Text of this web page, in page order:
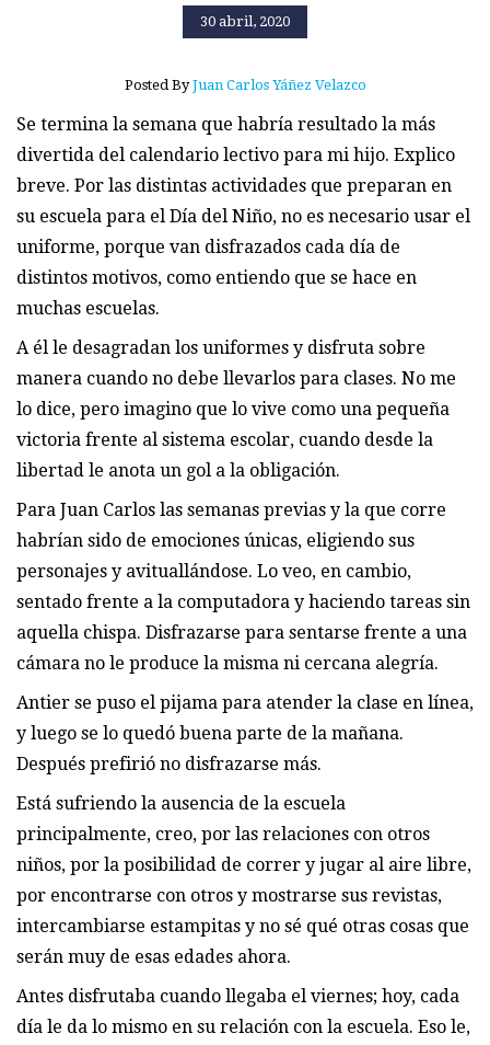
30 abril, 2020
Posted ByJuan Carlos Yáñez Velazco
Se termina la semana que habría resultado la más
divertida del calendario lectivo para mi hijo. Explico
breve. Por las distintas actividades que preparan en
su escuela para el Día del Niño, no es necesario usar el
uniforme, porque van disfrazados cada día de
distintos motivos, como entiendo que se hace en
muchas escuelas.
A él le desagradan los uniformes y disfruta sobre
manera cuando no debe llevarlos para clases. No me
lo dice, pero imagino que lo vive como una pequeña
victoria frente al sistema escolar, cuando desde la
libertad le anota un gol a la obligación.
Para Juan Carlos las semanas previas y la que corre
habrían sido de emociones únicas, eligiendo sus
personajes y avituallándose. Lo veo, en cambio,
sentado frente a la computadora y haciendo tareas sin
aquella chispa. Disfrazarse para sentarse frente a una
cámara no le produce la misma ni cercana alegría.
Antier se puso el pijama para atender la clase en línea,
y luego se lo quedó buena parte de la mañana.
Después prefirió no disfrazarse más.
Está sufriendo la ausencia de la escuela
principalmente, creo, por las relaciones con otros
niños, por la posibilidad de correr y jugar al aire libre,
por encontrarse con otros y mostrarse sus revistas,
intercambiarse estampitas y no sé qué otras cosas que
serán muy de esas edades ahora.
Antes disfrutaba cuando llegaba el viernes; hoy, cada
día le da lo mismo en su relación con la escuela. Eso le,